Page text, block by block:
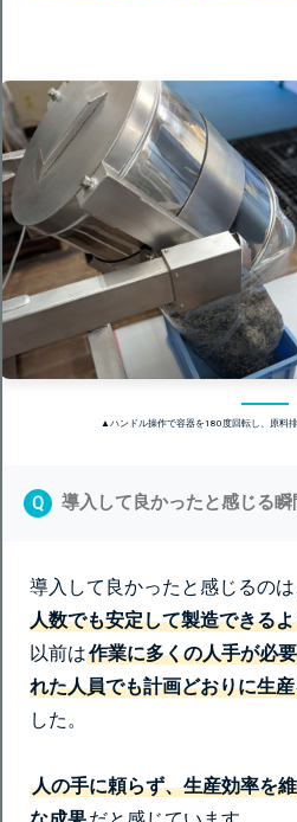
▲ハンドル操作で容器を180度回転し、原料
Q 導入して良かったと感じる瞬
導入して良かったと感じるのは
人数でも安定して製造できる
以前は作業に多くの人手が必要
れた人員でも計画どおりに生
した。
人の手に頼らず、生産効率を